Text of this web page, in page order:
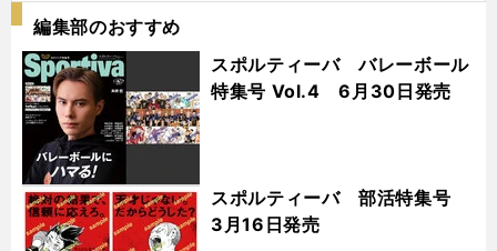
編集部のおすすめ
スポルティーバ バレーボール
特集号 Vol.4 6月30日発売
スポルティーバ 部活特集号
3月16日発売